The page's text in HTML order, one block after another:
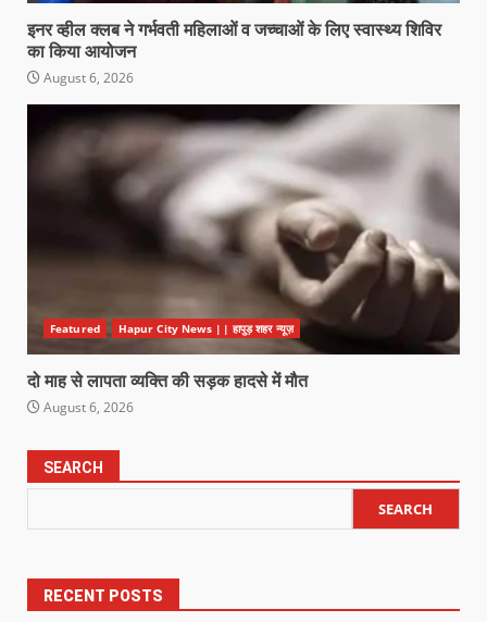
इनर व्हील क्लब ने गर्भवती महिलाओं व जच्चाओं के लिए स्वास्थ्य शिविर
का किया आयोजन
August 6, 2026
Featured Hapur City News || हापुड़ शहर न्यूज़
दो माह से लापता व्यक्ति की सड़क हादसे में मौत
August 6, 2026
SEARCH
SEARCH
RECENT POSTS